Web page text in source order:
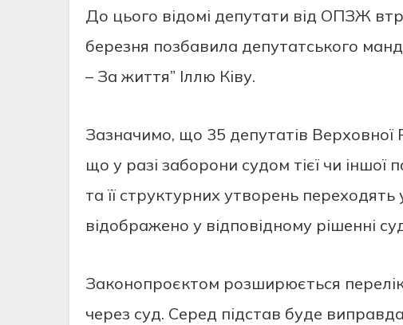
До цього відомі депутати від ОПЗЖ
березня позбавила депутатського
– За життя” Іллю Ківу.
Зазначимо, що 35 депутатів
що у разі заборони судом тієї чи іншої
та її структурних утворень
відображено у відповідному рішенні
Законопроєктом розширюється перелік
через суд. Серед підстав буде